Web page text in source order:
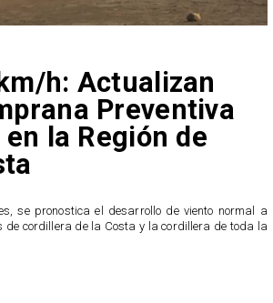
sujeto por iniciar
sacar cables
en el sector norte
de vigilancia, el individuo los amenazó
cables e intentó huir, pero fue retenido hasta